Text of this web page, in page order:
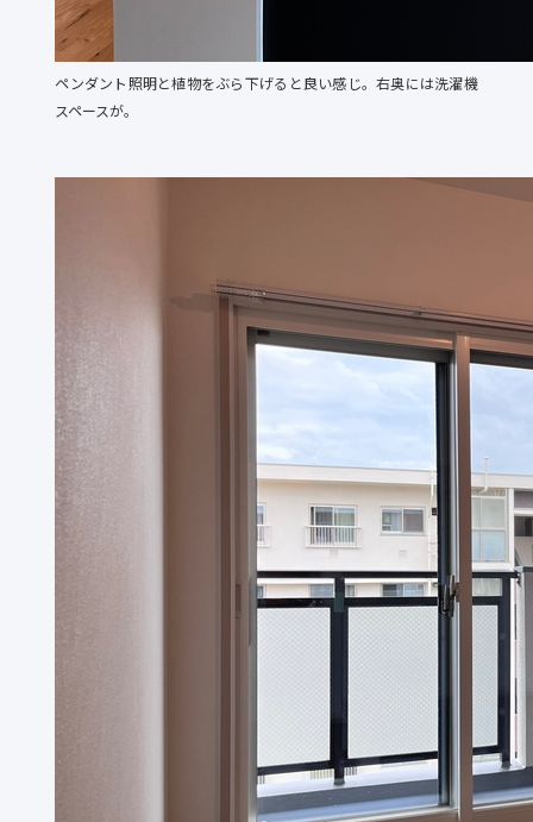
ペンダント照明と植物をぶら下げると良い感じ。右奥には洗濯機
スペースが。